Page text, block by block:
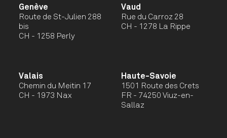
Genève
Route de St-Julien 288
bis
CH - 1258 Perly
Vaud
Rue du Carroz 28
CH - 1278 La Rippe
Valais
Chemin du Meitin 17
CH - 1973 Nax
Haute-Savoie
1501 Route des Crets
FR - 74250 Viuz-en-
Sallaz